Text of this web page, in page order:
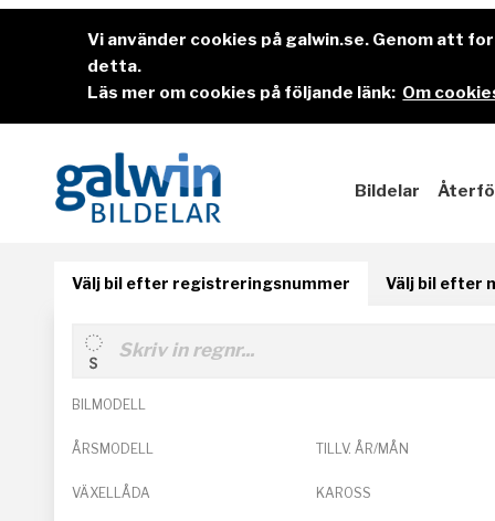
Vi använder cookies på galwin.se. Genom att
detta.
Läs mer om cookies på följande länk: Om
Bildelar
Välj bil efter registreringsnummer Välj bil efter
BILMODELL
ÅRSMODELL TILLV. ÅR/MÅN
VÄXELLÅDA KAROSS